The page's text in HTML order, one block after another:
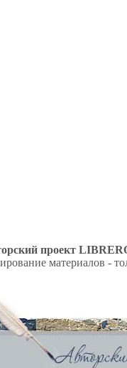
проект
материалов -